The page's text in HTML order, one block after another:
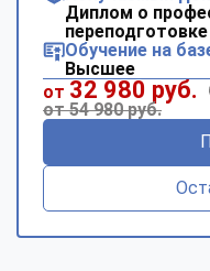
Диплом о
переподготовке
Обучение на
Высшее
от 32 980 руб.
от 54 980 руб.